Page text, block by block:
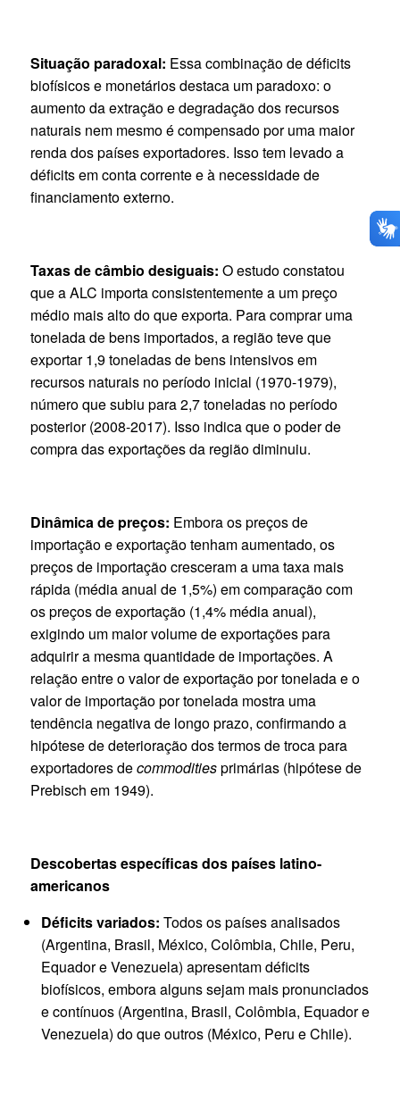
Situação paradoxal: Essa combinação de déficits
biofísicos e monetários destaca um paradoxo: o
aumento da extração e degradação dos recursos
naturais nem mesmo é compensado por uma maior
renda dos países exportadores. Isso tem levado a
déficits em conta corrente e à necessidade de
financiamento externo.
Taxas de câmbio desiguais: O estudo constatou
que a ALC importa consistentemente a um preço
médio mais alto do que exporta. Para comprar uma
tonelada de bens importados, a região teve que
exportar 1,9 toneladas de bens intensivos em
recursos naturais no período inicial (1970-1979),
número que subiu para 2,7 toneladas no período
posterior (2008-2017). Isso indica que o poder de
compra das exportações da região diminuiu.
Dinâmica de preços: Embora os preços de
importação e exportação tenham aumentado, os
preços de importação cresceram a uma taxa mais
rápida (média anual de 1,5%) em comparação com
os preços de exportação (1,4% média anual),
exigindo um maior volume de exportações para
adquirir a mesma quantidade de importações. A
relação entre o valor de exportação por tonelada e o
valor de importação por tonelada mostra uma
tendência negativa de longo prazo, confirmando a
hipótese de deterioração dos termos de troca para
exportadores decommoditiesprimárias (hipótese de
Prebisch em 1949).
Descobertas específicas dos países latino-
americanos
Déficits variados: Todos os países analisados
(Argentina, Brasil, México, Colômbia, Chile, Peru,
Equador e Venezuela) apresentam déficits
biofísicos, embora alguns sejam mais pronunciados
e contínuos (Argentina, Brasil, Colômbia, Equador e
Venezuela) do que outros (México, Peru e Chile).